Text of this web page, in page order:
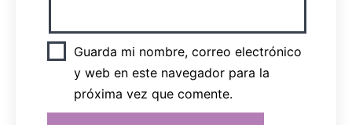
Guarda mi nombre, correo electrónico
y web en este navegador para la
próxima vez que comente.